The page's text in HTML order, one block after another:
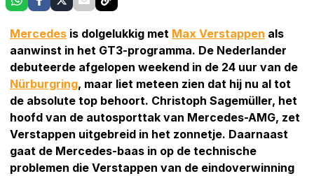
Mercedes is dolgelukkig met Max Verstappen als
aanwinst in het GT3-programma. De Nederlander
debuteerde afgelopen weekend in de 24 uur van de
Nürburgring, maar liet meteen zien dat hij nu al tot
de absolute top behoort. Christoph Sagemüller, het
hoofd van de autosporttak van Mercedes-AMG, zet
Verstappen uitgebreid in het zonnetje. Daarnaast
gaat de Mercedes-baas in op de technische
problemen die Verstappen van de eindoverwinning